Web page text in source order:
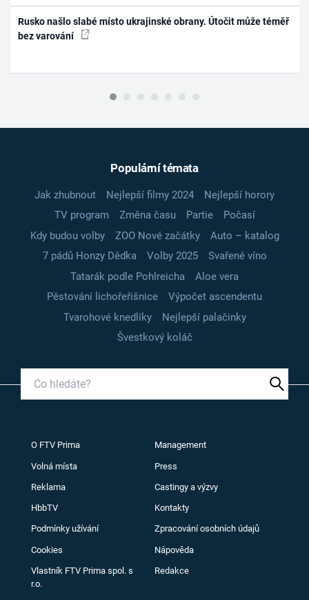
Rusko našlo slabé místo ukrajinské obrany. Útočit může téměř
bez varování
Populární témata
Jak zhubnout Nejlepší filmy 2024
Nejlepší horory
TV program
Změna času Partie
Počasí
Kdy budou volby
ZOO Nové začátky
Auto – katalog
7 pádů Honzy Dědka
Volby 2025
Svařené víno
Tatarák podle Pohlreicha
Aloe vera
Pěstování lichořeřišnice
Výpočet ascendentu
Tvarohové knedlíky
Nejlepší palačinky
Švestkový koláč
O FTV Prima Management
Volná místa Press
Reklama Castingy a výzvy
HbbTV Kontakty
Podmínky užívání Zpracování osobních údajů
Cookies Nápověda
Vlastník FTV Prima spol. s
r.o.
Redakce